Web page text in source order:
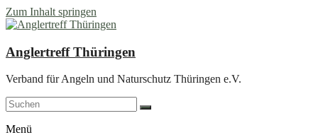
Zum Inhalt springen
Anglertreff Thüringen
Verband für Angeln und Naturschutz Thüringen e.V.
Menü